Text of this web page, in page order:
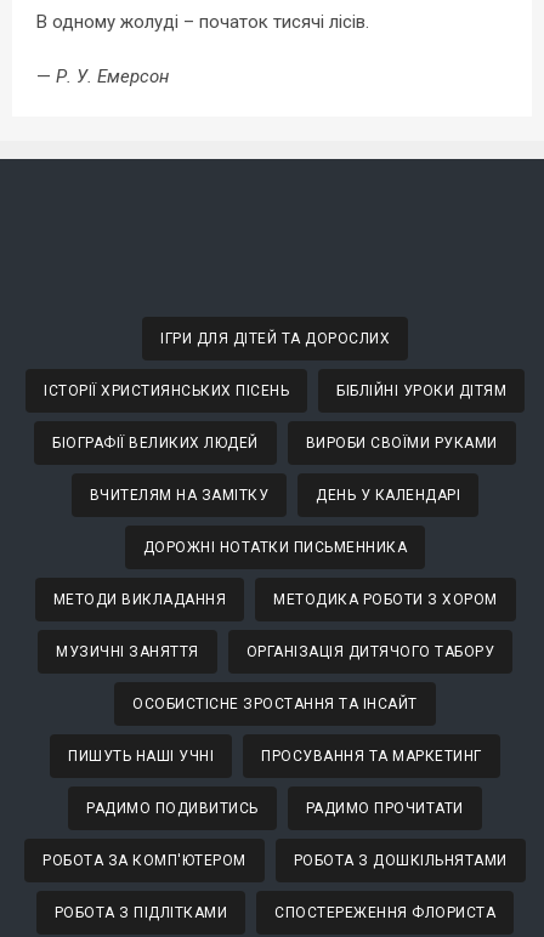
В одному жолуді – початок тисячі лісів.
— Р. У. Емерсон
ІГРИ ДЛЯ ДІТЕЙ ТА ДОРОСЛИХ
ІСТОРІЇ ХРИСТИЯНСЬКИХ ПІСЕНЬ БІБЛІЙНІ УРОКИ ДІТЯМ
БІОГРАФІЇ ВЕЛИКИХ ЛЮДЕЙ ВИРОБИ СВОЇМИ РУКАМИ
ВЧИТЕЛЯМ НА ЗАМІТКУ ДЕНЬ У КАЛЕНДАРІ
ДОРОЖНІ НОТАТКИ ПИСЬМЕННИКА
МЕТОДИ ВИКЛАДАННЯ МЕТОДИКА РОБОТИ З ХОРОМ
МУЗИЧНІ ЗАНЯТТЯ ОРГАНІЗАЦІЯ ДИТЯЧОГО ТАБОРУ
ОСОБИСТІСНЕ ЗРОСТАННЯ ТА ІНСАЙТ
ПИШУТЬ НАШІ УЧНІ ПРОСУВАННЯ ТА МАРКЕТИНГ
РАДИМО ПОДИВИТИСЬ РАДИМО ПРОЧИТАТИ
РОБОТА ЗА КОМП'ЮТЕРОМ РОБОТА З ДОШКІЛЬНЯТАМИ
РОБОТА З ПІДЛІТКАМИ СПОСТЕРЕЖЕННЯ ФЛОРИСТА